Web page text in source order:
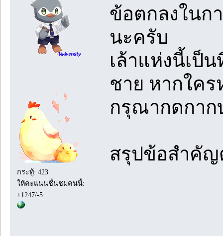
กระทู้: 423
ให้คะแนนชื่นชมคนนี้:
+1247/-5
ข้อตกลงในก
นะครับ
เล้าแห่งนี้เป็
ชาย หากใค
กรุณากดกาก
สรุปข้อสำคัญ